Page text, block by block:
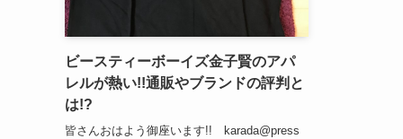
ビースティーボーイズ金子賢のアパ
レルが熱い!!通販やブランドの評判と
は!?
皆さんおはよう御座います!! karada@press